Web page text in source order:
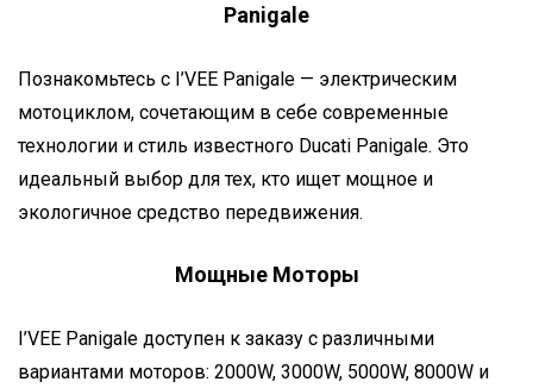
Panigale
Познакомьтесь с I’VEE Panigale — электрическим
мотоциклом, сочетающим в себе современные
технологии и стиль известного Ducati Panigale. Это
идеальный выбор для тех, кто ищет мощное и
экологичное средство передвижения.
Мощные Моторы
I’VEE Panigale доступен к заказу с различными
вариантами моторов: 2000W, 3000W, 5000W, 8000W и